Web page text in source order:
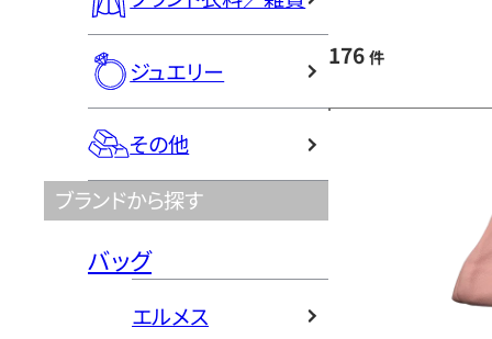
ジュエリー
その他
ブランドから探す
バッグ
エルメス
176 件